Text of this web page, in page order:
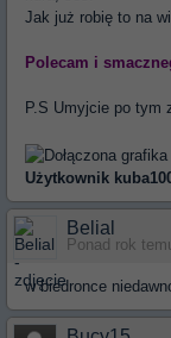
Jak już robię to na
Polecam i
P.S Umyjcie po tym
Użytkownik
Belial
Ponad rok
w biedronce